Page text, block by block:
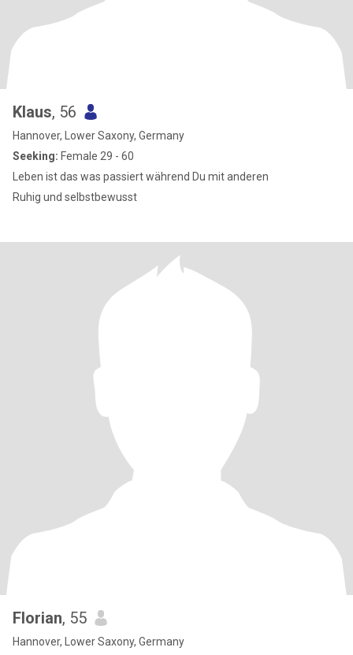
Klaus, 56
Hannover, Lower Saxony, Germany
Seeking: Female 29 - 60
Leben ist das was passiert während Du mit anderen
Ruhig und selbstbewusst
Florian, 55
Hannover, Lower Saxony, Germany